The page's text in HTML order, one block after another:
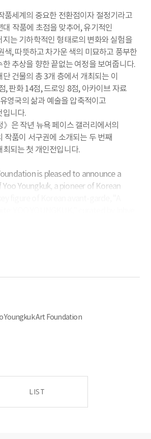
품세계의 중요한 전환점이자 절정기라고
작품에 초점을 맞추어, 유기적인
는 기하학적인 형태로의 변화와 실험을
색, 따뜻하고 차가운 색의 미묘하고 풍부한
추상을 향한 끝없는 여정을 보여줍니다.
건물의 총 3개 층에서 개최되는 이
, 판화 14점, 드로잉 8점, 아카이브 자료
영국의 삶과 예술을 압축적이고
입니다.
》은 작년 뉴욕 페이스 갤러리에서의
작품이 서구권에 소개되는 두 번째
되는 첫 개인전입니다.
is pleased to announce a
Youngkuk, a pioneer of Korean
of the 60th Venice Biennale.
forms to geometric shapes and
of the Palazzo Querini Stampalia,
over 30 oil paintings, 14 prints, 8
introduction to Yoo's life and art.
Europe.
Youngkuk Art Foundation
LIST